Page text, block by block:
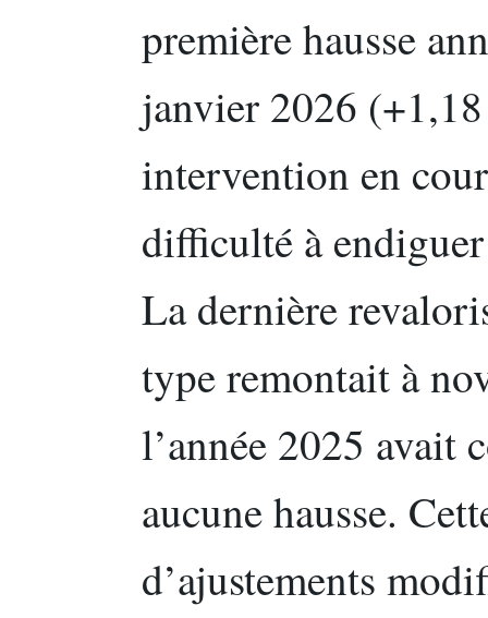
première hausse
janvier 2026
intervention en
difficulté à
La dernière
type remontait à
l’année 2025 avait
aucune hausse.
d’ajustements